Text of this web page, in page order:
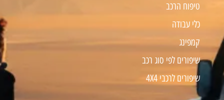
טיפוח הרכב
כלי עבודה
קמפינג
שיפורים לפי סוג רכב
שיפורים לרכבי 4X4